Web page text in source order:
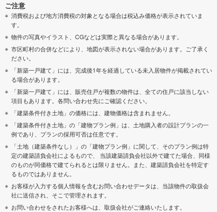
ご注意
消費税および地方消費税の対象となる場合は税込み価格が表示されていま
す。
物件の写真やイラスト、CGなどは実際と異なる場合があります。
市区町村の合併などにより、地図が表示されない場合があります。ご了承く
ださい。
「新築一戸建て」には、完成後1年を経過している未入居物件が掲載されてい
る場合があります。
「新築一戸建て」には、販売住戸が複数の物件は、全ての住戸に該当しない
項目もあります。各問い合わせ先にご確認ください。
「建築条件付き土地」の価格には、建物価格は含まれません。
「建築条件付き土地」の「建物プラン例」は、土地購入者の設計プランの一
例であり、プランの採用可否は任意です。
「土地（建築条件なし）」の「建物プラン例」に関して、そのプラン例は特
定の建築請負会社によるもので、 当該建築請負会社以外で建てた場合、同様
のものが同価格で建てられるとは限りません。また、建築請負会社を特定す
るものではありません。
お客様が入力する個人情報を含むお問い合わせデータは、当該物件の取扱会
社に送信され、そこで管理されます。
お問い合わせをされたお客様へは、取扱会社がご連絡いたします。